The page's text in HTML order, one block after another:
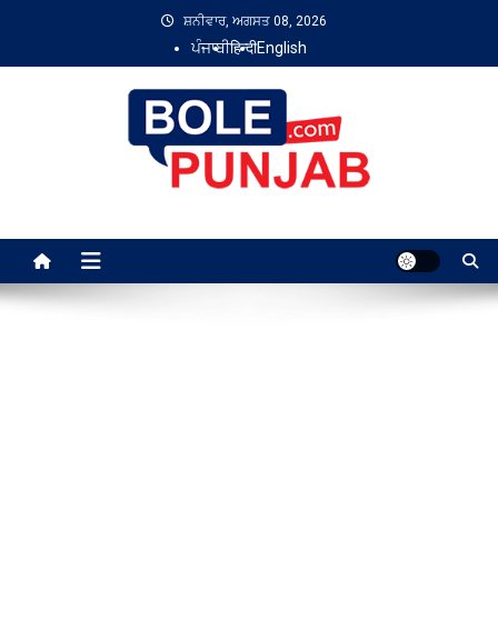
content
ਸ਼ਨੀਵਾਰ, ਅਗਸਤ 08, 2026
ਪੰਜਾਬੀहिन्दीEnglish